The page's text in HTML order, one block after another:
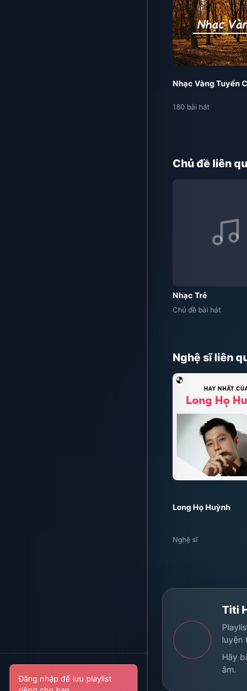
Đăng nhập để lưu playlist
Nhạc Vàng Tuyển
180 bài hát
Chủ đề liên
Nhạc Trẻ
Chủ đề bài hát
Nghệ sĩ liên
Long Họ Huỳnh
Nghệ sĩ
Titi
luyện
Hãy
âm.